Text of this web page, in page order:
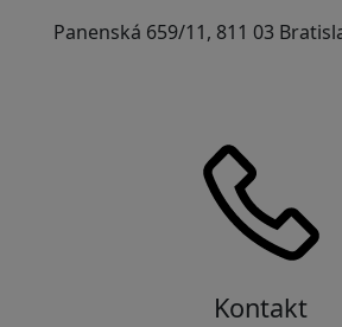
Panenská 659/11, 811 03
Kontakt